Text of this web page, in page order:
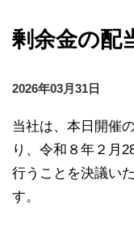
剰余金の配
2026年03月31日
当社は、本日開催
り、令和８年２月
行うことを決議い
す。